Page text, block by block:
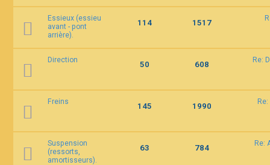
Essieux (essieu
avant - pont
arrière).
114 1517
Direction 50 608 Re:
Freins 145 1990
Suspension
(ressorts,
amortisseurs).
63 784 Re: